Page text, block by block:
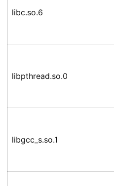
libc.so.6
libpthread.so.0
libgcc_s.so.1